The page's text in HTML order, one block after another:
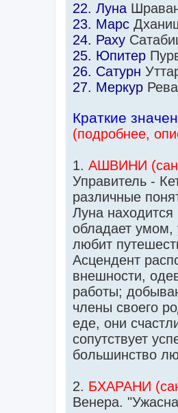
22. Луна
23. Марс
24. Раху
25. Юпитер
26. Сатурн
27. Меркур
Краткие
(подробнее,
1. АШВИНИ
Управитель -
различные
Луна
обладает умом,
любит
Асцендент
внешности,
работы;
члены своего
еде, они
сопутствует
большинство
2. БХАРАНИ
Венера.